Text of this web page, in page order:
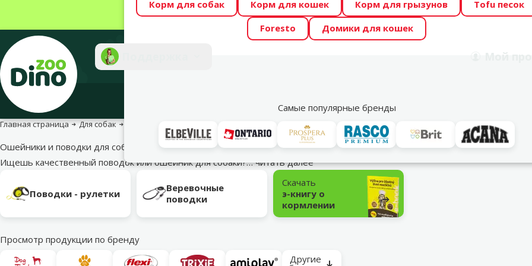
Весь месяц Dino Zoo предлагает отличные цены на ТОП-овые корма! 🍖
Фотоконкурс “GADA ŪSAIŅI”! Возможно Твой питомец станет звездой
Корм для собак Корм для кошек Корм для грызунов
Tofu песок
Foresto
Домики для кошек
Самые популярные бренды
Акции
Главная страница Для собак
Ошейники и поводки для собак
Ищешь качественный поводок или ошейник для собаки?…читать далее
Поводки - рулетки
Веревочные
поводки
Скачать
э-книгу о
кормлении
Просмотр продукции по бренду
Другие